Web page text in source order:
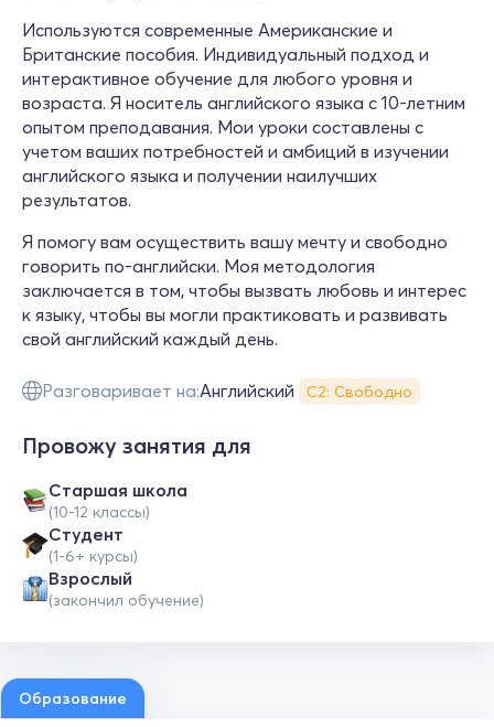
Используются современные Американские и
Британские пособия. Индивидуальный подход и
интерактивное обучение для любого уровня и
возраста. Я носитель английского языка с 10-летним
опытом преподавания. Мои уроки составлены с
учетом ваших потребностей и амбиций в изучении
английского языка и получении наилучших
результатов.
Я помогу вам осуществить вашу мечту и свободно
говорить по-английски. Моя методология
заключается в том, чтобы вызвать любовь и интерес
к языку, чтобы вы могли практиковать и развивать
свой английский каждый день.
Разговаривает на:Английский С2: Свободно
Провожу занятия для
Cтаршая школа
(10-12 классы)
Студент
(1-6+ курсы)
Взрослый
(закончил обучение)
Образование